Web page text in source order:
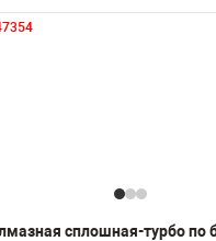
сплошная-турбо по